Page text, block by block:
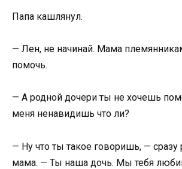
Папа кашлянул.
— Лен, не начинай. Мама
помочь.
— А родной дочери ты не хочешь
меня ненавидишь что ли?
— Ну что ты такое говоришь, — сразу
мама. — Ты наша дочь. Мы тебя